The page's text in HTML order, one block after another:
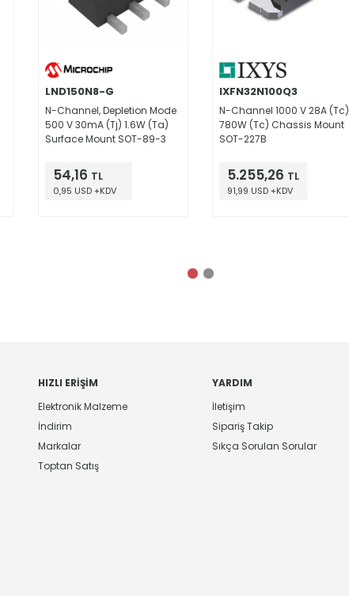
LND150N8-G
N-Channel, Depletion Mode
500 V 30mA (Tj) 1.6W (Ta)
Surface Mount SOT-89-3
54,16 TL
0,95 USD +KDV
IXFN32N100Q3
N-Channel 1000 V 28A (Tc)
780W (Tc) Chassis Mount
SOT-227B
5.255,26 TL
91,99 USD +KDV
HIZLI ERIŞIM
Elektronik Malzeme
İndirim
Markalar
Toptan Satış
YARDIM
İletişim
Sipariş Takip
Sıkça Sorulan Sorular